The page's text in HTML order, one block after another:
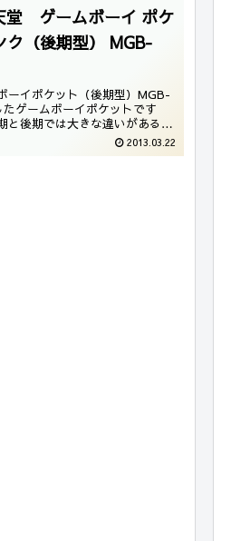
堂 ゲームボーイ ポケ
（後期型） MGB-
ーイポケット（後期型）MGB-
ゲームボーイポケットです
と後期では大きな違いがあるの
じなのですが、今回はそんな後
していきます。・ゲームボーイ
2013.03.22